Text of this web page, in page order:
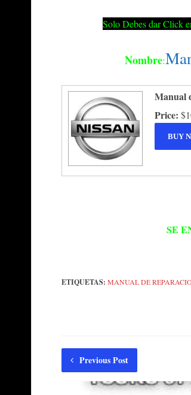
Solo Debes dar Click
Nombre:
Manual
Price:
SE
ETIQUETAS: MANUAL DE
Previous Post